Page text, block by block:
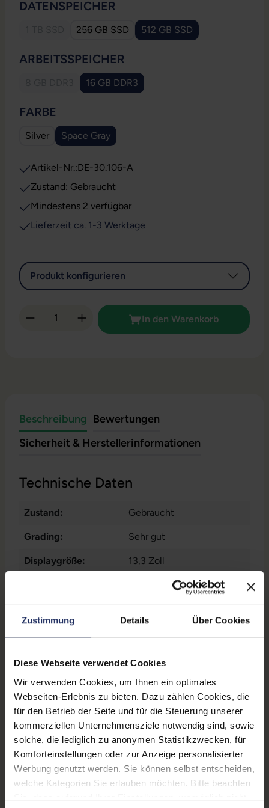
Zustimmung Details Über Cookies
Diese Webseite verwendet Cookies
Wir verwenden Cookies, um Ihnen ein optimales
Webseiten-Erlebnis zu bieten. Dazu zählen Cookies, die
für den Betrieb der Seite und für die Steuerung unserer
kommerziellen Unternehmensziele notwendig sind, sowie
solche, die lediglich zu anonymen Statistikzwecken, für
Komforteinstellungen oder zur Anzeige personalisierter
Werbung genutzt werden. Sie können selbst entscheiden,
welche Kategorien Sie erlauben möchten. Bitte beachten
Sie, dass aufgrund Ihrer Einstellungen, womöglich nicht
DATENSPEICHER
(Diese Option ist zurzeit nicht verfügbar.)
256 GB SSD 512 GB SSD
ARBEITSSPEICHER
(Diese Option ist zurzeit nicht verfügbar.)
16 GB DDR3
FARBE
Silver Space Gray
Artikel-Nr.:DE-30.106-A
Zustand: Gebraucht
Mindestens 2 verfügbar
Lieferzeit ca. 1-3 Werktage
Produkt konfigurieren
Produkt Anzahl: Gib den gewünschten
In den Warenkorb
Beschreibung Bewertungen
Sicherheit & Herstellerinformationen
Technische Daten
Zustand: Gebraucht
Grading: Sehr gut
Displaygröße: 13,3 Zoll
2560 x 1600 WQXGA
Prozessorkerne: 4
Datenspeicher: 512 GB SSD
Arbeitsspeicher: 16 GB DDR3
Webcam: Ja